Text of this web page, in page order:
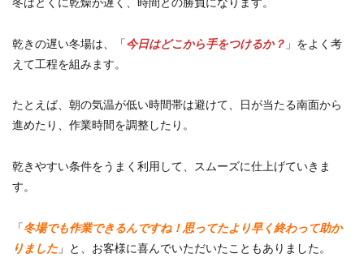
乾きの遅い冬場は、「今日はどこから手をつけるか？ 」をよく考
えて工程を組みます。
たとえば、朝の気温が低い時間帯は避けて、日が当たる南面から
進めたり、作業時間を調整したり。
乾きやすい条件をうまく利用して、スムーズに仕上げていきま
す。
「冬場でも作業できるんですね！思ってたより早く終わって助か
りました 」と、お客様に喜んでいただいたこともありました。